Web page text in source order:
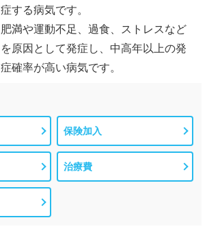
症する病気です。
肥満や運動不足、過食、ストレスなど
を原因として発症し、中高年以上の発
症確率が高い病気です。
保険加入
治療費